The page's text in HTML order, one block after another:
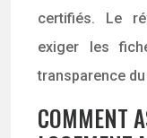
certifiés. Le
exiger les
transparence
COMMENT